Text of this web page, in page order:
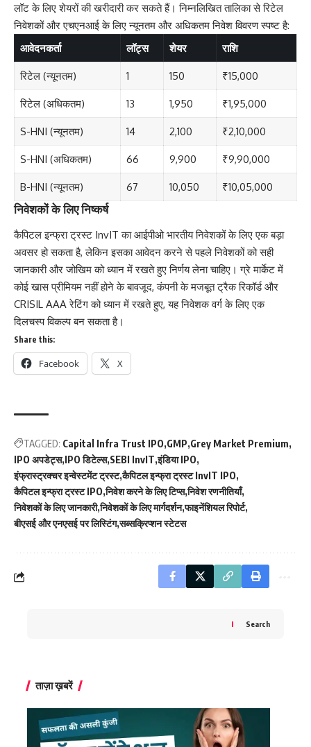
लॉट के लिए शेयरों की खरीदारी कर सकते हैं। निम्नलिखित तालिका से रिटेल
निवेशकों और एचएनआई के लिए न्यूनतम और अधिकतम निवेश विवरण स्पष्ट है:
आवेदनकर्ता
लॉट्स शेयर राशि
रिटेल (न्यूनतम) 1 150 ₹15,000
रिटेल (अधिकतम) 13 1,950 ₹1,95,000
S-HNI (न्यूनतम) 14 2,100 ₹2,10,000
S-HNI (अधिकतम) 66 9,900 ₹9,90,000
B-HNI (न्यूनतम) 67 10,050 ₹10,05,000
निवेशकों के लिए निष्कर्ष
कैपिटल इन्फ्रा ट्रस्ट InvIT का आईपीओ भारतीय निवेशकों के लिए एक बड़ा
अवसर हो सकता है, लेकिन इसका आवेदन करने से पहले निवेशकों को सही
जानकारी और जोखिम को ध्यान में रखते हुए निर्णय लेना चाहिए। ग्रे मार्केट में
कोई खास प्रीमियम नहीं होने के बावजूद, कंपनी के मजबूत ट्रैक रिकॉर्ड और
CRISIL AAA रेटिंग को ध्यान में रखते हुए, यह निवेशक वर्ग के लिए एक
दिलचस्प विकल्प बन सकता है।
Share this:
Facebook X
TAGGED: Capital Infra Trust IPO GMP Grey Market Premium
IPO अपडेट्स IPO डिटेल्स SEBI InvIT इंडिया IPO
इंफ्रास्ट्रक्चर इन्वेस्टमेंट ट्रस्ट कैपिटल इन्फ्रा ट्रस्ट InvIT IPO
कैपिटल इन्फ्रा ट्रस्ट IPO निवेश करने के लिए टिप्स निवेश रणनीतियाँ
निवेशकों के लिए जानकारी निवेशकों के लिए मार्गदर्शन फाइनेंशियल रिपोर्ट
बीएसई और एनएसई पर लिस्टिंग सब्सक्रिप्शन स्टेटस
Search
ताज़ा ख़बरें